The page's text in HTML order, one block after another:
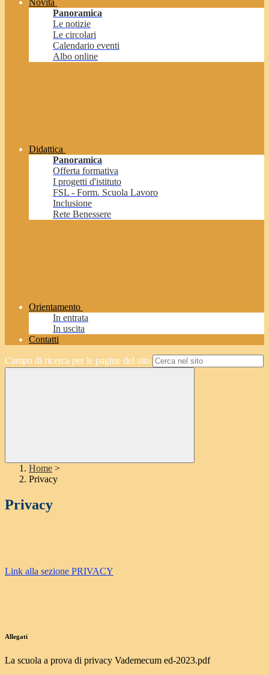
Novità
Panoramica
Le notizie
Le circolari
Calendario eventi
Albo online
Didattica
Panoramica
Offerta formativa
I progetti d'istituto
FSL - Form. Scuola Lavoro
Inclusione
Rete Benessere
Orientamento
In entrata
In uscita
Contatti
Campo di ricerca per le pagine del sito
Home >
Privacy
Privacy
Link alla sezione PRIVACY
Allegati
La scuola a prova di privacy Vademecum ed-2023.pdf